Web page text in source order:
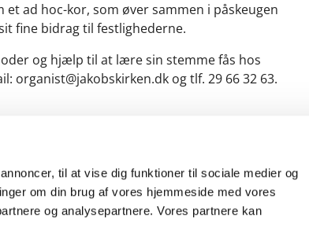
til at vise dig funktioner til sociale medier og
om din brug af vores hjemmeside med vores
og analysepartnere. Vores partnere kan
ad hoc-kor, som øver sammen i påskeugen
fine bidrag til festlighederne.
og hjælp til at lære sin stemme fås hos
organist@jakobskirken.dk og tlf. 29 66 32 63.